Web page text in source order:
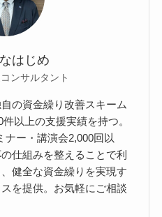
はじめ
ンサルタント
の資金繰り改善スキーム
以上の支援実績を持つ。
ナー・講演会2,000回以
仕組みを整えることで利
健全な資金繰りを実現す
を提供。お気軽にご相談